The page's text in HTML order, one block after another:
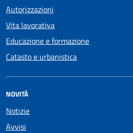
Autorizzazioni
Vita lavorativa
Educazione e formazione
Catasto e urbanistica
NOVITÀ
Notizie
Avvisi